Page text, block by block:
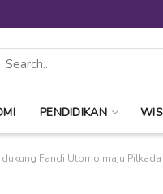
PENDIDIKAN
Fandi Utomo maju